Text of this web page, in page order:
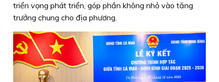
triển vọng phát triển, góp phần không nhỏ vào tăng
trưởng chung cho địa phương.